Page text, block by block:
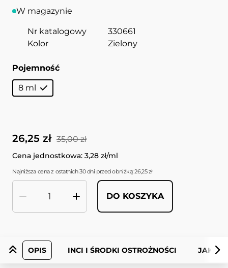
W magazynie
Nr katalogowy
330661
Kolor
Zielony
Pojemność
8 ml
35,00 zł
26,25 zł
Cena jednostkowa: 3,28 zł/ml
Najniższa cena z ostatnich 30 dni przed obniżką: 26,25 zł
DO KOSZYKA
OPIS INCI I ŚRODKI OSTROŻNOŚCI JAK